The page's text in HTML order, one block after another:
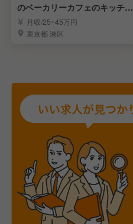
のベーカリーカフェのキッチン
スタッフ募集7
月収/25~45万円
東京都 港区